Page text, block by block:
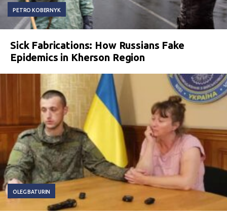
PETRO KOBERNYK
Sick Fabrications: How Russians Fake
Epidemics in Kherson Region
OLEG BATURIN